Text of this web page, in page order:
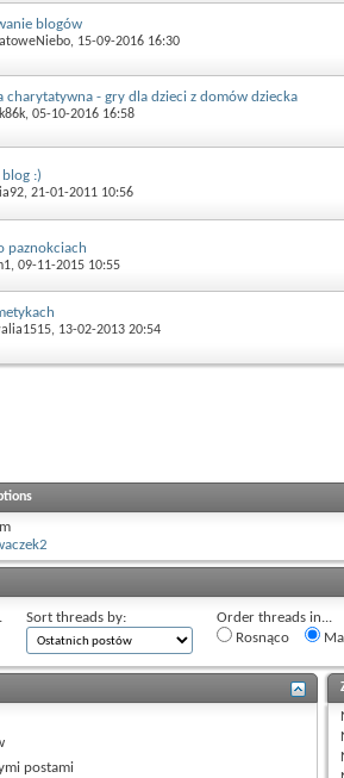
blogów
, 15-09-2016 16:30
charytatywna - gry dla dzieci z domów dziecka
, 05-10-2016 16:58
:)
, 21-01-2011 10:56
paznokciach
, 09-11-2015 10:55
, 13-02-2013 20:54
Sort threads by:
Order threads in...
Rosnąco
postami